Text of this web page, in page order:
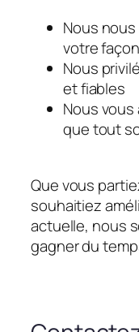
Nous
votre
Nous
et fiables
Nous vous
que tout
Que vous
souhaitiez
actuelle, nous
gagner du